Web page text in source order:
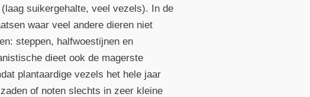
suikergehalte, veel vezels). In de
waar veel andere dieren niet
steppen, halfwoestijnen en
dieet ook de magerste
plantaardige vezels het hele jaar
of noten slechts in zeer kleine